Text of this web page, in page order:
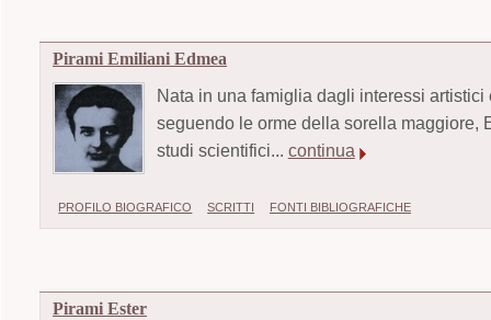
Pirami Emiliani Edmea
Nata in una famiglia dagli interessi
seguendo le orme della sorella maggiore,
studi scientifici... continua
PROFILO BIOGRAFICO SCRITTI FONTI BIBLIOGRAFICHE
Pirami Ester